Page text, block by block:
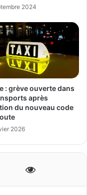
2024
: grève ouverte dans
après
du nouveau code
2026